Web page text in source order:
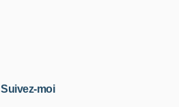
Suivez-moi